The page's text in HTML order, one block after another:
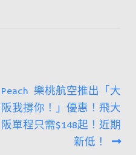
Next
post:
Peach 樂桃航空推出「大
阪我撐你！」優惠！飛大
阪單程只需$148起！近期
新低！